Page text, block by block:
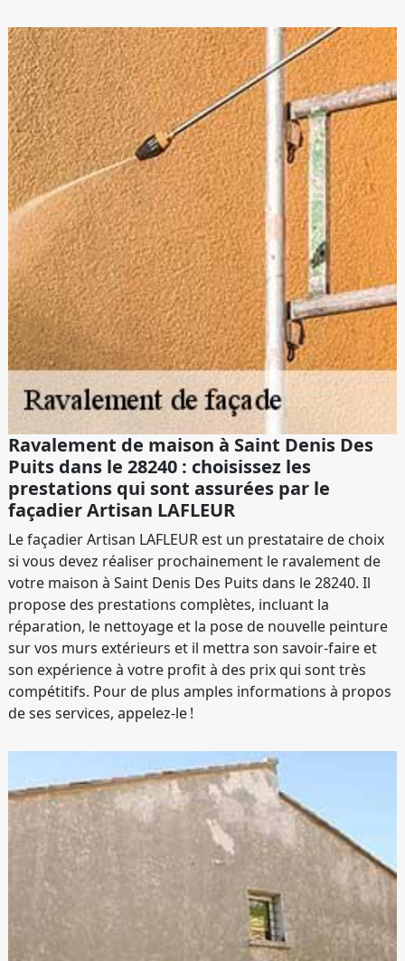
Ravalement de maison à Saint Denis Des
Puits dans le 28240 : choisissez les
prestations qui sont assurées par le
façadier Artisan LAFLEUR
Le façadier Artisan LAFLEUR est un prestataire de choix
si vous devez réaliser prochainement le ravalement de
votre maison à Saint Denis Des Puits dans le 28240. Il
propose des prestations complètes, incluant la
réparation, le nettoyage et la pose de nouvelle peinture
sur vos murs extérieurs et il mettra son savoir-faire et
son expérience à votre profit à des prix qui sont très
compétitifs. Pour de plus amples informations à propos
de ses services, appelez-le !